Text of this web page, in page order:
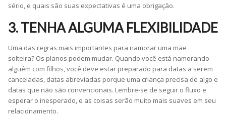
sério, e quais são suas expectativas é uma obrigação.
3. TENHA ALGUMA FLEXIBILIDADE
Uma das regras mais importantes para namorar uma mãe
solteira? Os planos podem mudar. Quando você está namorando
alguém com filhos, você deve estar preparado para datas a serem
canceladas, datas abreviadas porque uma criança precisa de algo e
datas que não são convencionais. Lembre-se de seguir o fluxo e
esperar o inesperado, e as coisas serão muito mais suaves em seu
relacionamento.